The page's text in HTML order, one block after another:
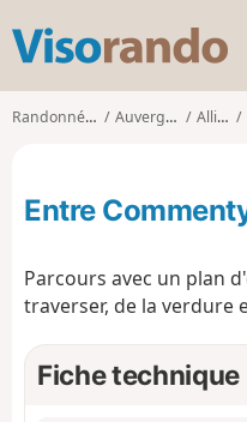
s
d
Randonnées Auvergne Allier
Entre
Parcours avec un plan
traverser, de la verdure
Fiche technique